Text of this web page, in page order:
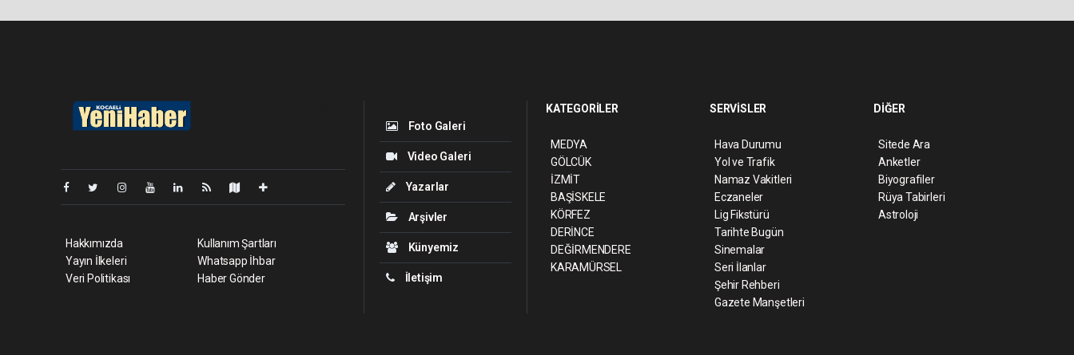
Hakkımızda
Yayın İlkeleri
Veri Politikası
Kullanım Şartları
Whatsapp İhbar
Haber Gönder
Foto Galeri
Video Galeri
Yazarlar
Arşivler
Künyemiz
İletişim
KATEGORİLER
MEDYA
GÖLCÜK
İZMİT
BAŞİSKELE
KÖRFEZ
DERİNCE
DEĞİRMENDERE
KARAMÜRSEL
SERVİSLER
Hava Durumu
Yol ve Trafik
Namaz Vakitleri
Eczaneler
Lig Fikstürü
Tarihte Bugün
Sinemalar
Seri İlanlar
Şehir Rehberi
Gazete Manşetleri
DİĞER
Sitede Ara
Anketler
Biyografiler
Rüya Tabirleri
Astroloji